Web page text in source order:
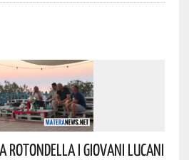
Rotondella I Giovani Lucani